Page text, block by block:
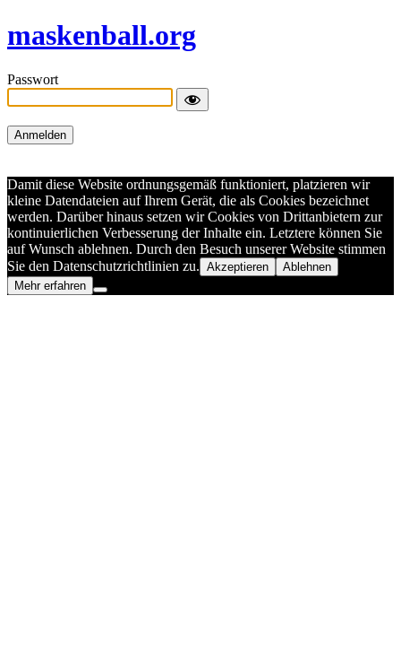
maskenball.org
Passwort
Damit diese Website ordnungsgemäß funktioniert, platzieren wir
kleine Datendateien auf Ihrem Gerät, die als Cookies bezeichnet
werden. Darüber hinaus setzen wir Cookies von Drittanbietern zur
kontinuierlichen Verbesserung der Inhalte ein. Letztere können Sie
auf Wunsch ablehnen. Durch den Besuch unserer Website stimmen
Sie den Datenschutzrichtlinien zu. Akzeptieren
Ablehnen
Mehr erfahren